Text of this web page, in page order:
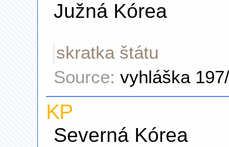
Južná Kórea
skratka štátu
Source: vyhláška
KP
Severná Kórea